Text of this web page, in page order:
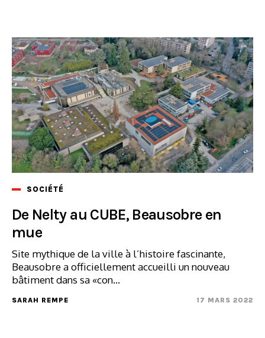
SOCIÉTÉ
De Nelty au CUBE, Beausobre en
mue
Site mythique de la ville à l’histoire fascinante,
Beausobre a officiellement accueilli un nouveau
bâtiment dans sa «con...
SARAH REMPE 17 MARS 2022